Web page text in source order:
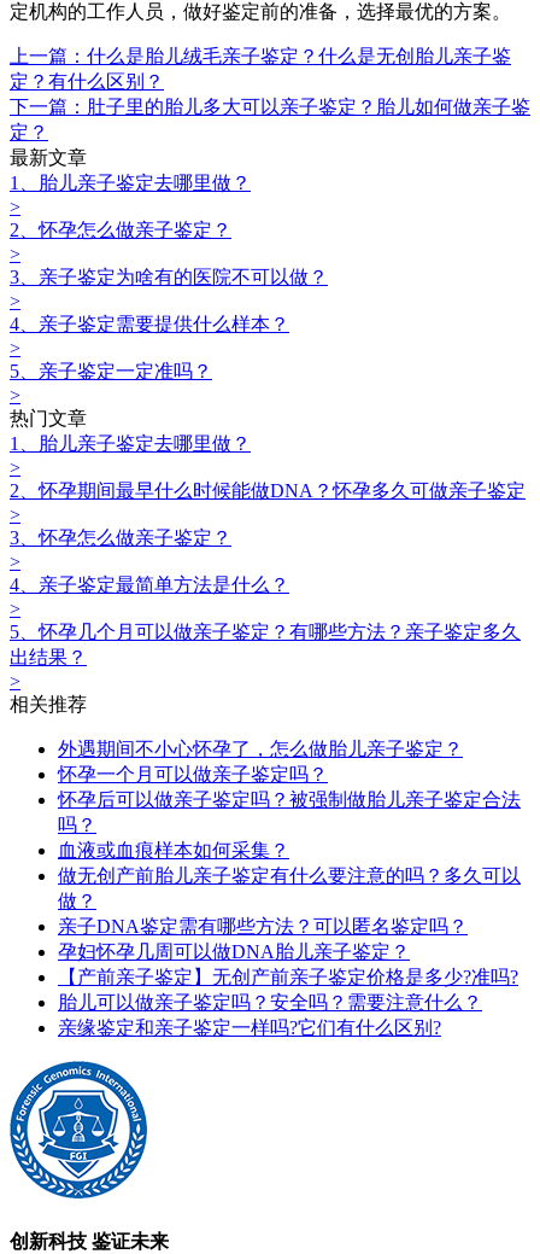
定机构的工作人员，做好鉴定前的准备，选择最优的方案。
上一篇：什么是胎儿绒毛亲子鉴定？什么是无创胎儿亲子鉴
定？有什么区别？
下一篇：肚子里的胎儿多大可以亲子鉴定？胎儿如何做亲子鉴
定？
最新文章
1、胎儿亲子鉴定去哪里做？
>
2、怀孕怎么做亲子鉴定？
>
3、亲子鉴定为啥有的医院不可以做？
>
4、亲子鉴定需要提供什么样本？
>
5、亲子鉴定一定准吗？
>
热门文章
1、胎儿亲子鉴定去哪里做？
>
2、怀孕期间最早什么时候能做DNA？怀孕多久可做亲子鉴定
>
3、怀孕怎么做亲子鉴定？
>
4、亲子鉴定最简单方法是什么？
>
5、怀孕几个月可以做亲子鉴定？有哪些方法？亲子鉴定多久
出结果？
>
相关推荐
外遇期间不小心怀孕了，怎么做胎儿亲子鉴定？
怀孕一个月可以做亲子鉴定吗？
怀孕后可以做亲子鉴定吗？被强制做胎儿亲子鉴定合法
吗？
血液或血痕样本如何采集？
做无创产前胎儿亲子鉴定有什么要注意的吗？多久可以
做？
亲子DNA鉴定需有哪些方法？可以匿名鉴定吗？
孕妇怀孕几周可以做DNA胎儿亲子鉴定？
【产前亲子鉴定】无创产前亲子鉴定价格是多少?准吗?
胎儿可以做亲子鉴定吗？安全吗？需要注意什么？
亲缘鉴定和亲子鉴定一样吗?它们有什么区别?
创新科技 鉴证未来